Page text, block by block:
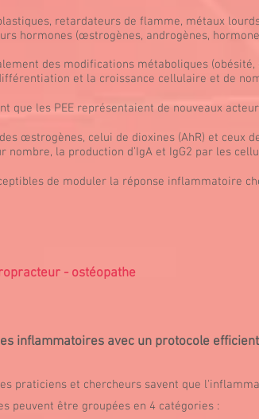
retardateurs de flamme, métaux
hormones (œstrogènes, androgènes,
des modifications métaboliques
et la croissance cellulaire et de
que les PEE représentaient de nouveaux
œstrogènes, celui de dioxines (AhR) et ceux
nombre, la production d’IgA et IgG2 par les
de moduler la réponse inflammatoire
- ostéopathe
inflammatoires avec un protocole
praticiens et chercheurs savent que
peuvent être groupées en 4 catégories :